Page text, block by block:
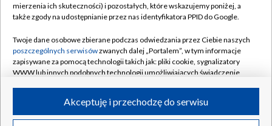
Naziemna Telewizja Cyfrowa
Rada Programowa
System NOS
Informacje o nadawcy
Program dla prasy
Pomoc
Kontakt
Kanały
©2026 Telewizja Polska S.A. w likwidacji
mierzenia ich skuteczności) i pozostałych, które wskazujemy poniżej, a
także zgody na udostępnianie przez nas identyfikatora PPID do Google.
Twoje dane osobowe zbierane podczas odwiedzania przez Ciebie naszych
poszczególnych serwisówzwanych dalej „Portalem”, w tym informacje
zapisywane za pomocą technologii takich jak: pliki cookie, sygnalizatory
WWW lub innych podobnych technologii umożliwiających świadczenie
ruchu w Internecie.Akceptuję i przechodzę do serwisu